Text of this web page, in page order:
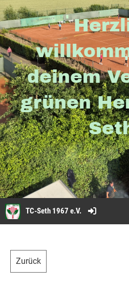
deinem
grünen
TC-Seth 1967 e.V.
Zurück